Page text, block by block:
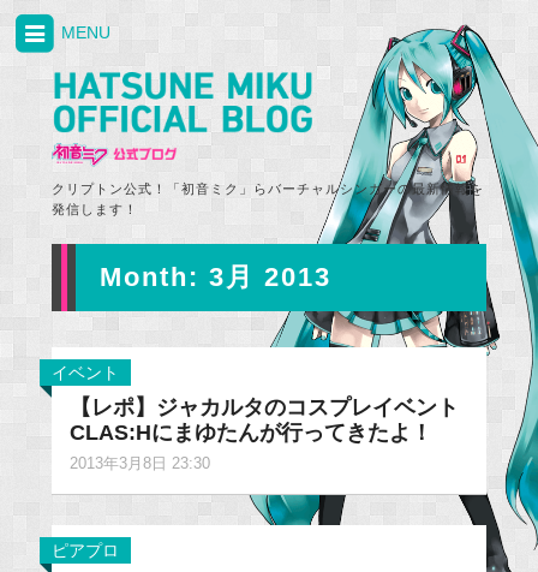
クリプトン公式！「初音ミク」らバーチャルシンガーの最新情報を
発信します！
MENU
Month: 3月 2013
イベント
【レポ】ジャカルタのコスプレイベント
CLAS:Hにまゆたんが行ってきたよ！
2013年3月8日 23:30
ピアプロ